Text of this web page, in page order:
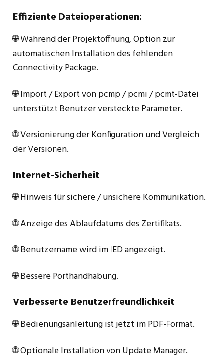
Effiziente Dateioperationen:
🌐 Während der Projektöffnung, Option zur
automatischen Installation des fehlenden
Connectivity Package.
🌐 Import / Export von pcmp / pcmi / pcmt-Datei
unterstützt Benutzer versteckte Parameter.
🌐 Versionierung der Konfiguration und Vergleich
der Versionen.
Internet-Sicherheit
🌐 Hinweis für sichere / unsichere Kommunikation.
🌐 Anzeige des Ablaufdatums des Zertifikats.
🌐 Benutzername wird im IED angezeigt.
🌐 Bessere Porthandhabung.
Verbesserte Benutzerfreundlichkeit
🌐 Bedienungsanleitung ist jetzt im PDF-Format.
🌐 Optionale Installation von Update Manager.